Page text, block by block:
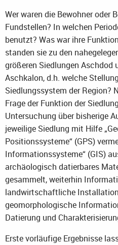
Wer waren die Bewohner oder
Fundstellen? In welchen
benutzt? Was war ihre
standen sie zu den
größeren Siedlungen Aschdod
Aschkalon, d.h. welche
Siedlungssystem der Region?
Frage der Funktion der
Untersuchung über bisherige
jeweilige Siedlung mit Hilfe
Positionssysteme“ (GPS)
Informationssysteme“ (GIS)
archäologisch datierbares
gesammelt, weiterhin
landwirtschaftliche
geomorphologische
Datierung und
Erste vorläufige Ergebnisse